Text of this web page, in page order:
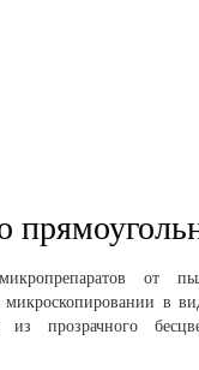
от
в
из прозрачного